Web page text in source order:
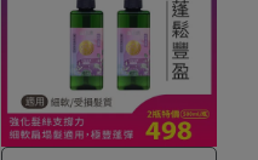
到貨時間參考：訂購完成
後，下個工作天出貨，出貨
後物流預計1-3個工作天送
達。